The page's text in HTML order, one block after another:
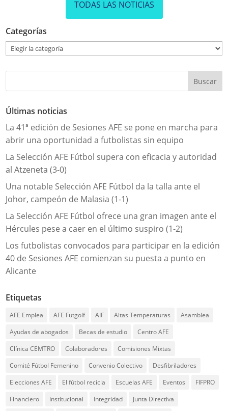
TODAS LAS NOTICIAS
Categorías
Categorías
Últimas noticias
La 41ª edición de Sesiones AFE se pone en marcha para
abrir una oportunidad a futbolistas sin equipo
La Selección AFE Fútbol supera con eficacia y autoridad
al Atzeneta (3-0)
Una notable Selección AFE Fútbol da la talla ante el
Johor, campeón de Malasia (1-1)
La Selección AFE Fútbol ofrece una gran imagen ante el
Hércules pese a caer en el último suspiro (1-2)
Los futbolistas convocados para participar en la edición
40 de Sesiones AFE comienzan su puesta a punto en
Alicante
Etiquetas
AFE Emplea AFE Futgolf AIF Altas Temperaturas
Asamblea
Ayudas de abogados
Becas de estudio
Centro AFE
Clínica CEMTRO
Colaboradores
Comisiones Mixtas
Comité Fútbol Femenino
Convenio Colectivo
Desfibriladores
Elecciones AFE
El fútbol recicla Escuelas AFE Eventos
FIFPRO
Financiero
Institucional Integridad
Junta Directiva